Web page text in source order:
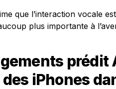
que l’interaction vocale
plus importante à
prédit
iPhones